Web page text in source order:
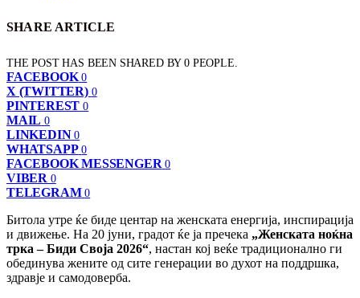
SHARE ARTICLE
THE POST HAS BEEN SHARED BY0 PEOPLE.
FACEBOOK 0
X (TWITTER) 0
PINTEREST 0
MAIL 0
LINKEDIN 0
WHATSAPP 0
FACEBOOK MESSENGER 0
VIBER 0
TELEGRAM 0
Битола утре ќе биде центар на женската енергија, инспирација
и движење. На 20 јуни, градот ќе ја пречека „Женската ноќна
трка – Биди Своја 2026“, настан кој веќе традиционално ги
обединува жените од сите генерации во духот на поддршка,
здравје и самодоверба.